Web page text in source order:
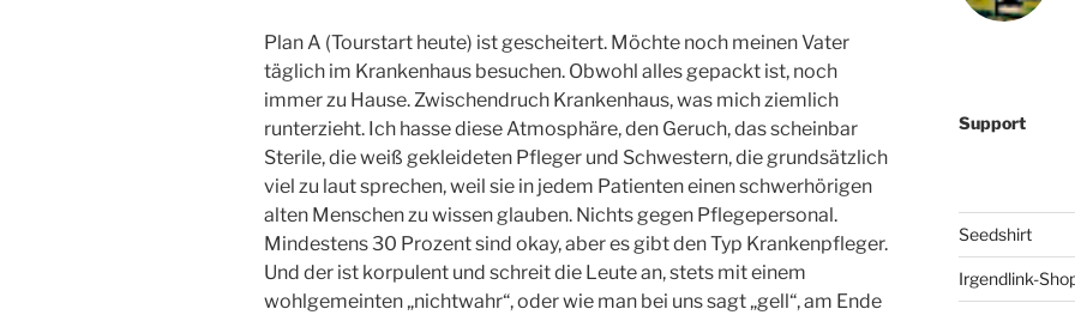
Plan A (Tourstart heute) ist gescheitert. Möchte noch meinen Vater
täglich im Krankenhaus besuchen. Obwohl alles gepackt ist, noch
immer zu Hause. Zwischendruch Krankenhaus, was mich ziemlich
runterzieht. Ich hasse diese Atmosphäre, den Geruch, das scheinbar
Sterile, die weiß gekleideten Pfleger und Schwestern, die grundsätzlich
viel zu laut sprechen, weil sie in jedem Patienten einen schwerhörigen
alten Menschen zu wissen glauben. Nichts gegen Pflegepersonal.
Mindestens 30 Prozent sind okay, aber es gibt den Typ Krankenpfleger.
Und der ist korpulent und schreit die Leute an, stets mit einem
wohlgemeinten „nichtwahr“, oder wie man bei uns sagt „gell“, am Ende
Support
Seedshirt
Irgendlink-